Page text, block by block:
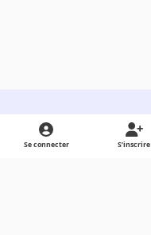
Light ModeDark ModeSystem Preference
Se connecter S’inscrire